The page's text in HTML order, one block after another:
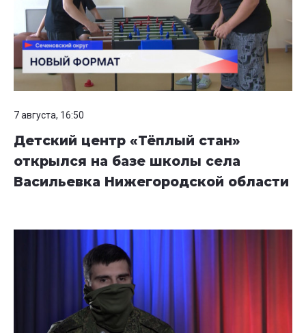
7 августа, 16:50
Детский центр «Тёплый стан»
открылся на базе школы села
Васильевка Нижегородской области